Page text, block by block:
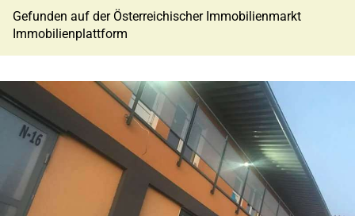
Gefunden auf der Österreichischer Immobilienmarkt
Immobilienplattform